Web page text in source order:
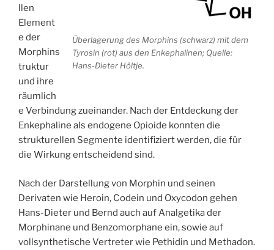
Überlagerung des Morphins (schwarz) mit dem
Tyrosin (rot) aus den Enkephalinen; Quelle:
Hans-Dieter Höltje.
llen
Element
e der
Morphins
truktur
und ihre
räumlich
e Verbindung zueinander. Nach der Entdeckung der
Enkephaline als endogene Opioide konnten die
strukturellen Segmente identifiziert werden, die für
die Wirkung entscheidend sind.
Nach der Darstellung von Morphin und seinen
Derivaten wie Heroin, Codein und Oxycodon gehen
Hans-Dieter und Bernd auch auf Analgetika der
Morphinane und Benzomorphane ein, sowie auf
vollsynthetische Vertreter wie Pethidin und Methadon.